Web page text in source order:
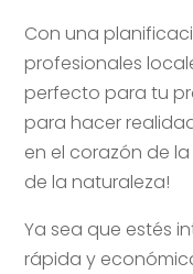
Con una
profesionales
perfecto para tu
para hacer
en el corazón de
de la naturaleza!
Ya sea que estés
rápida y